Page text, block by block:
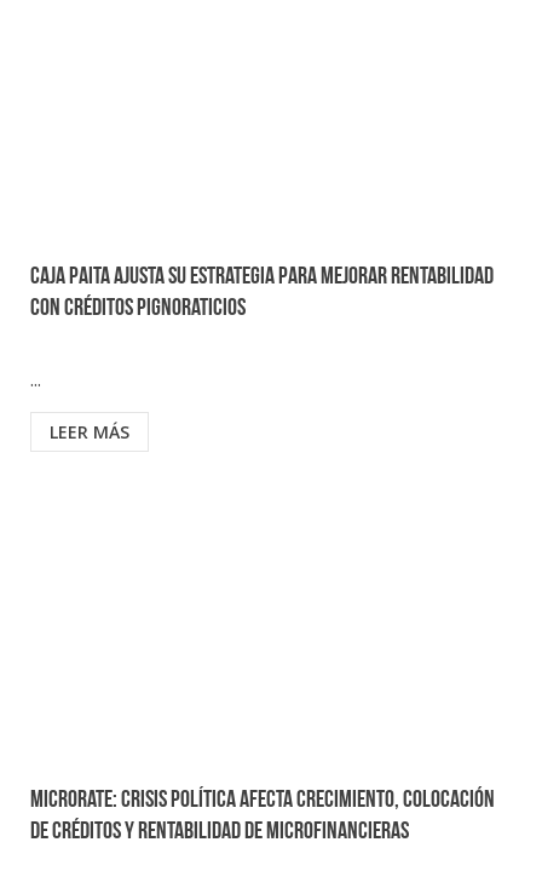
Caja Paita ajusta su estrategia para mejorar rentabilidad
con créditos pignoraticios
...
LEER MÁS
MicroRate: Crisis política afecta crecimiento, colocación
de créditos y rentabilidad de microfinancieras